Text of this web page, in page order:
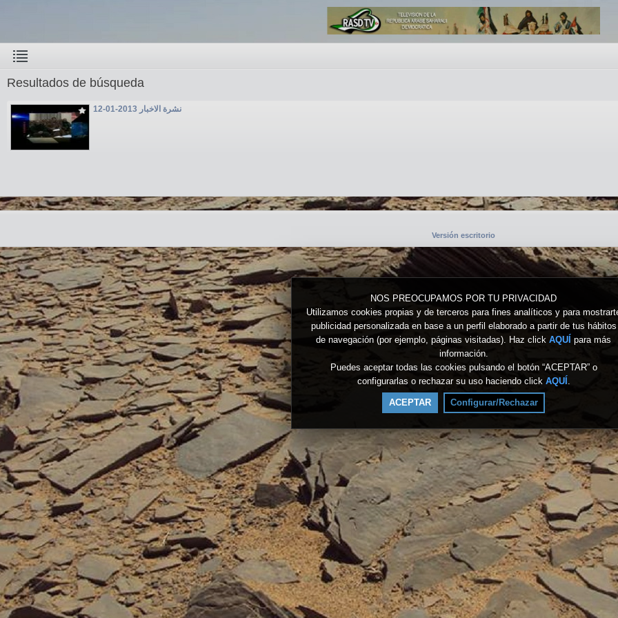
NOS PREOCUPAMOS POR TU PRIVACIDAD
Utilizamos cookies propias y de terceros para fines analíticos y para
publicidad personalizada en base a un perfil elaborado a partir de tus hábitos
de navegación (por ejemplo, páginas visitadas). Haz click AQUÍ para más
información.
Puedes aceptar todas las cookies pulsando el botón “ACEPTAR” o
configurarlas o rechazar su uso haciendo click AQUÍ .
ACEPTAR Configurar/Rechazar
Resultados de búsqueda
نشرة الاخبار 2013-01-12
Versión escritorio